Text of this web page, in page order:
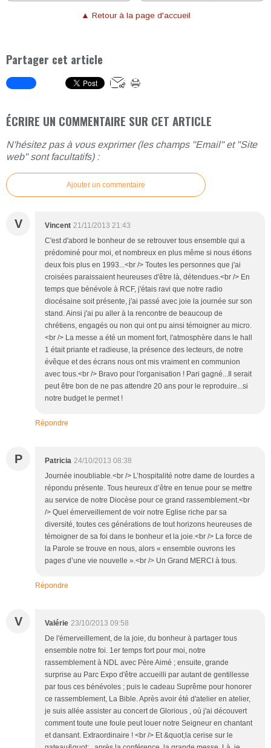
▲ Retour à la page d'accueil
Partager cet article
ÉCRIRE UN COMMENTAIRE SUR CET ARTICLE
N'hésitez pas à vous exprimer (les champs "Email" et "Site
web" sont facultatifs) :
Ajouter un commentaire
V Vincent 21/11/2013 21:43
C'est d'abord le bonheur de se retrouver tous ensemble qui a
prédominé pour moi, et nombreux en plus même si nous étions
deux fois plus en 1993...<br /> Toutes les personnes que j'ai
croisées paraissaient heureuses d'être là, détendues.<br /> En
temps que bénévole à RCF, j'étais ravi que notre radio
diocésaine soit présente, j'ai passé avec joie la journée sur son
stand. Ainsi j'ai pu aller à la rencontre de beaucoup de
chrétiens, engagés ou non qui ont pu ainsi témoigner au micro.
<br /> La messe a été un moment fort, l'atmosphère dans le hall
1 était priante et radieuse, la présence des lecteurs, de notre
évêque et des écrans nous ont mis vraiment en communion
avec tous.<br /> Bravo pour l'organisation ! Pari gagné...Il serait
peut être bon de ne pas attendre 20 ans pour le reproduire...si
notre budget le permet !
Répondre
P Patricia 24/10/2013 08:38
Journée inoubliable.<br /> L’hospitalité notre dame de lourdes a
répondu présente. Tous heureux d’être en tenue pour se mettre
au service de notre Diocèse pour ce grand rassemblement.<br
/> Quel émerveillement de voir notre Eglise riche par sa
diversité, toutes ces générations de tout horizons heureuses de
témoigner de sa foi dans le bonheur et la joie.<br /> La force de
la Parole se trouve en nous, alors « ensemble ouvrons les
pages d’une vie nouvelle ».<br /> Un Grand MERCI à tous.
Répondre
V Valérie 23/10/2013 09:58
De l'émerveillement, de la joie, du bonheur à partager tous
ensemble notre foi. 1er temps fort pour moi, notre
rassemblement à NDL avec Père Aimé ; ensuite, grande
surprise au Parc Expo d'être accueilli par autant de gentillesse
par tous ces bénévoles ; puis le cadeau Suprême pour honorer
ce rassemblement, La Bible. Après avoir été d'atelier en atelier,
je suis allée assister au concert de Glorious , où j'ai découvert
comment toute une foule peut louer notre Seigneur en chantant
et dansant. Extraordinaire ! <br /> Et &quot;la cerise sur le